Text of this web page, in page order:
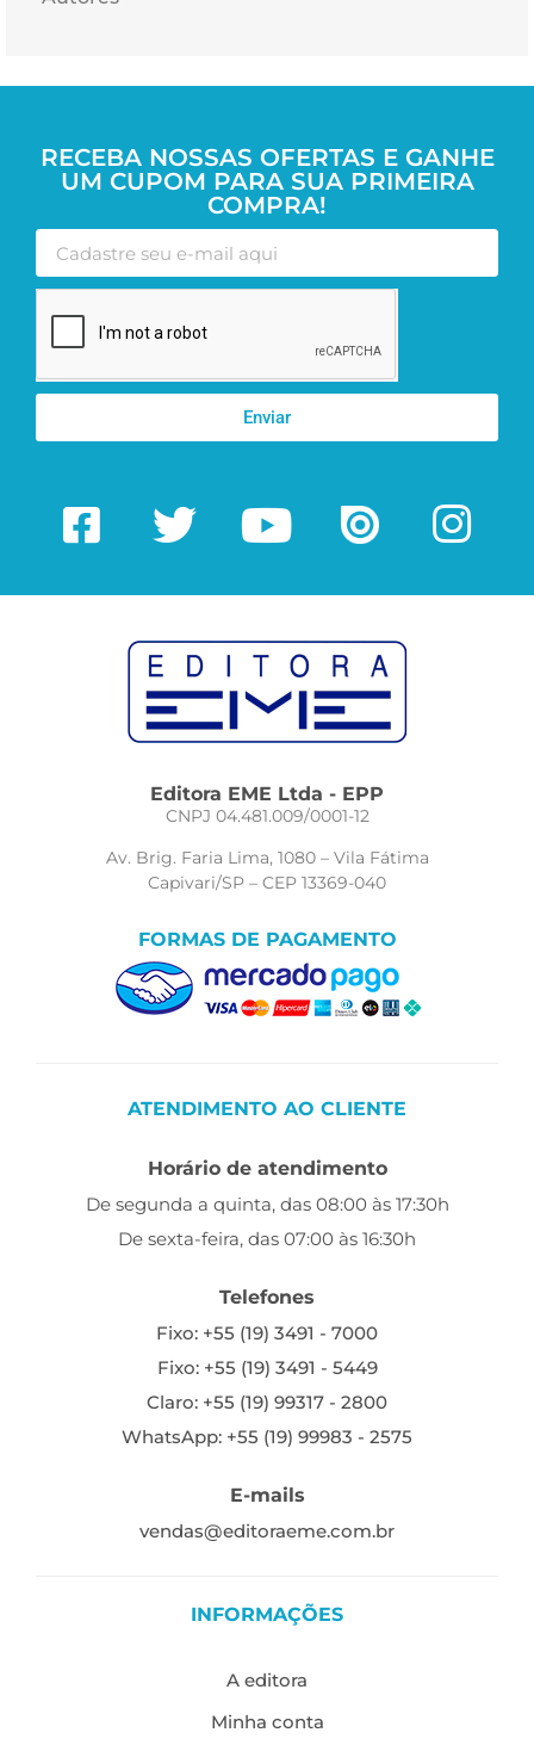
RECEBA NOSSAS OFERTAS E GANHE
UM CUPOM PARA SUA PRIMEIRA
COMPRA!
Enviar
Editora EME Ltda - EPP
CNPJ 04.481.009/0001-12
Av. Brig. Faria Lima, 1080 – Vila Fátima
Capivari/SP – CEP 13369-040
FORMAS DE PAGAMENTO
ATENDIMENTO AO CLIENTE
Horário de atendimento
De segunda a quinta, das 08:00 às 17:30h
De sexta-feira, das 07:00 às 16:30h
Telefones
Fixo: +55 (19) 3491 - 7000
Fixo: +55 (19) 3491 - 5449
Claro: +55 (19) 99317 - 2800
WhatsApp: +55 (19) 99983 - 2575
E-mails
vendas@editoraeme.com.br
INFORMAÇÕES
A editora
Minha conta